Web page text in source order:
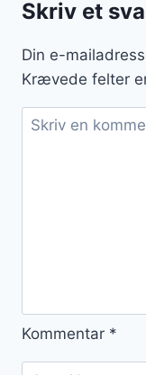
Skriv et
Din e-
Krævede felter
Kommentar *